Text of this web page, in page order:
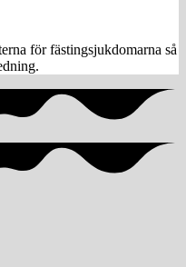
för fästingsjukdomarna så